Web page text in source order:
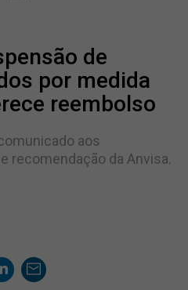
de
por medida
reembolso
aos
recomendação da Anvisa.